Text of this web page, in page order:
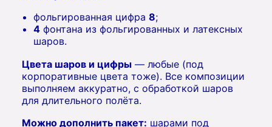
фольгированная цифра8;
4 фонтана из фольгированных и латексных
шаров.
Цвета шаров и цифры — любые (под
корпоративные цвета тоже). Все композиции
выполняем аккуратно, с обработкой шаров
для длительного полёта.
Можно дополнить пакет: шарами под